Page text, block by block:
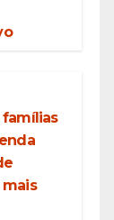
famílias